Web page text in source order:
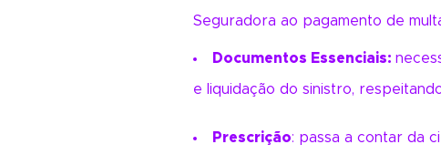
Seguradora ao pagamento de
Documentos Essenciais:
e liquidação do sinistro,
Prescrição: passa a contar da